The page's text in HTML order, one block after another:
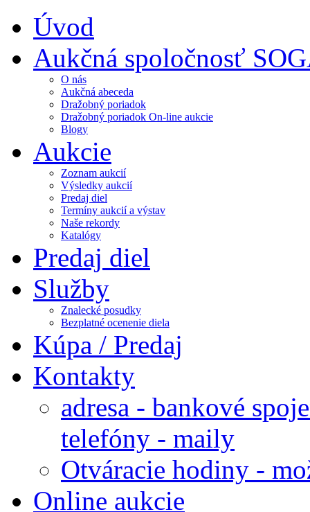
Úvod
Aukčná spoločnosť
O nás
Aukčná abeceda
Dražobný poriadok
Dražobný poriadok On-line aukcie
Blogy
Aukcie
Zoznam aukcií
Výsledky aukcií
Predaj diel
Termíny aukcií a výstav
Naše rekordy
Katalógy
Predaj diel
Služby
Znalecké posudky
Bezplatné ocenenie diela
Kúpa / Predaj
Kontakty
adresa - bankové
telefóny - maily
Otváracie hodiny -
Online aukcie